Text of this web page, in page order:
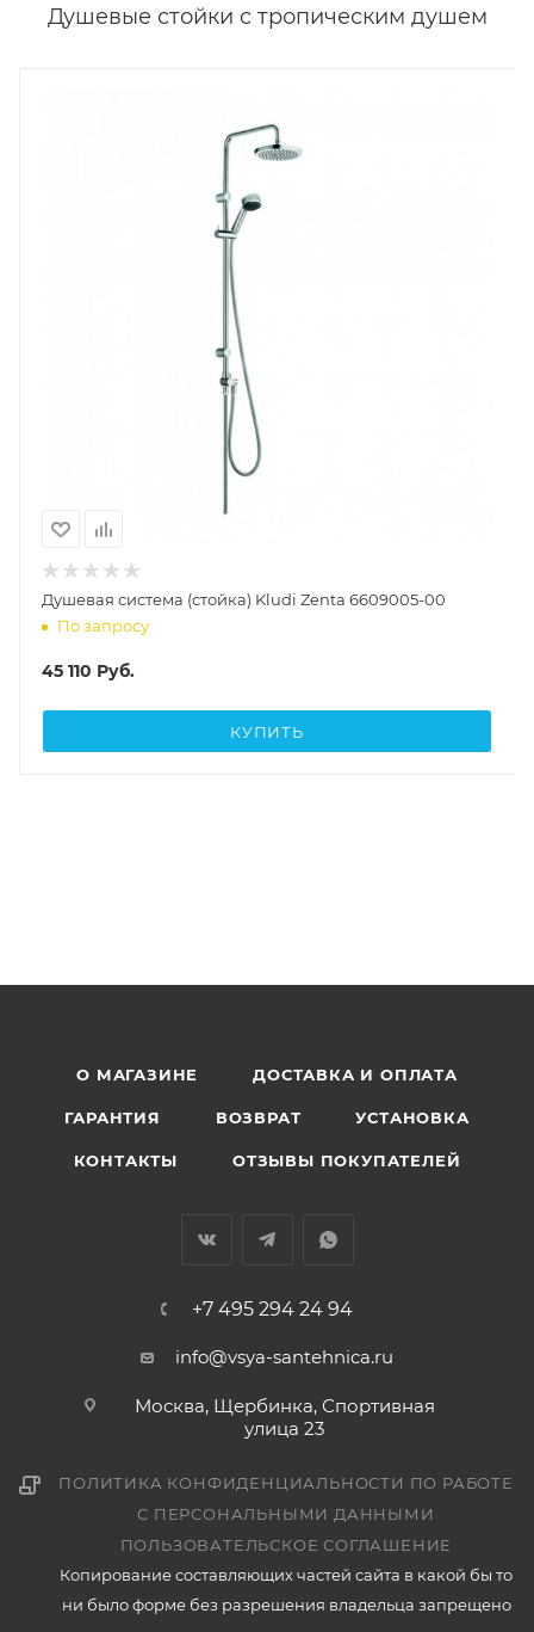
Душевые стойки с тропическим душем
Душевая система (стойка) Kludi Zenta 6609005-00
По запросу
45 110 Руб.
КУПИТЬ
О МАГАЗИНЕ ДОСТАВКА И ОПЛАТА
ГАРАНТИЯ ВОЗВРАТ УСТАНОВКА
КОНТАКТЫ ОТЗЫВЫ ПОКУПАТЕЛЕЙ
+7 495 294 24 94
info@vsya-santehnica.ru
Москва, Щербинка, Спортивная
улица 23
ПОЛИТИКА КОНФИДЕНЦИАЛЬНОСТИ ПО РАБОТЕ
С ПЕРСОНАЛЬНЫМИ ДАННЫМИ
ПОЛЬЗОВАТЕЛЬСКОЕ СОГЛАШЕНИЕ
Копирование составляющих частей сайта в какой бы то
ни было форме без разрешения владельца запрещено